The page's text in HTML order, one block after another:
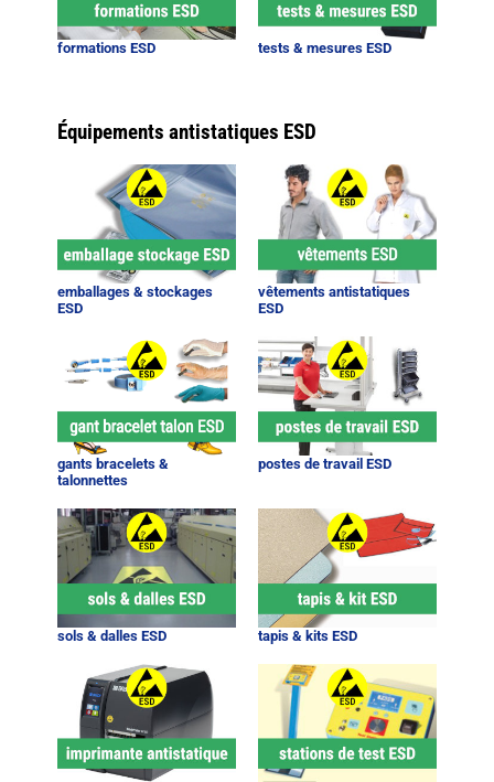
formations ESD tests & mesures ESD
Équipements antistatiques ESD
emballages & stockages
ESD
vêtements antistatiques
ESD
gants bracelets &
talonnettes
postes de travail ESD
sols & dalles ESD tapis & kits ESD